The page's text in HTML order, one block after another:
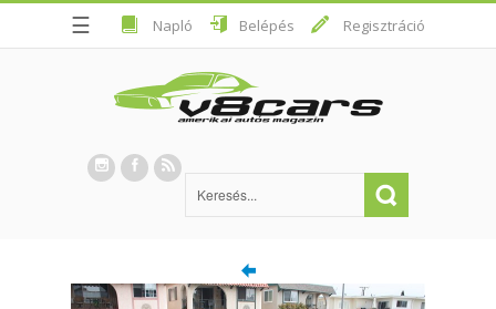
☰ Napló Belépés Regisztráció